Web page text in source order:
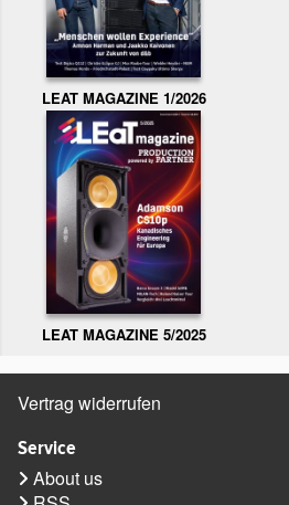
LEAT MAGAZINE 1/2026
LEAT MAGAZINE 5/2025
Vertrag widerrufen
Service
About us